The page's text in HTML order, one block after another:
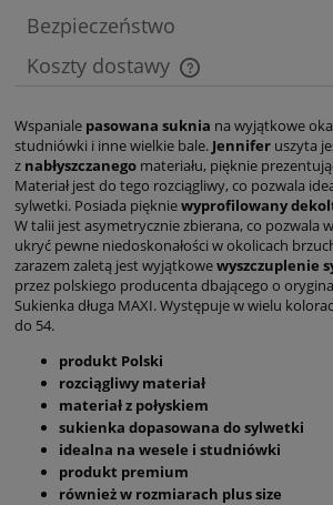
Bezpieczeństwo
Koszty dostawy
Cena nie zawiera ewentualnych kosztów
Wspaniale pasowana suknia na wyjątkowe
studniówki i inne wielkie bale. Jennifer uszyta
z nabłyszczanego materiału, pięknie
Materiał jest do tego rozciągliwy, co pozwala
sylwetki. Posiada piękniewyprofilowany
W talii jest asymetrycznie zbierana, co pozwala
ukryć pewne niedoskonałości w okolicach
zarazem zaletą jest wyjątkowewyszczuplenie
przez polskiego producenta dbającego o
Sukienka długa MAXI. Występuje w wielu
do 54.
produkt Polski
rozciągliwy materiał
materiał z połyskiem
sukienka dopasowana do sylwetki
idealna na wesele i studniówki
produkt premium
również w rozmiarach plus size